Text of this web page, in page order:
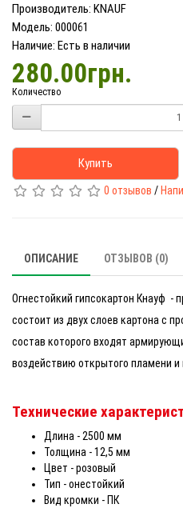
Производитель: KNAUF
Модель: 000061
Наличие: Есть в наличии
280.00грн.
Количество
Купить
0 отзывов /
ОПИСАНИЕ ОТЗЫВОВ (0)
Огнестойкий гипсокартон Кнауф -
состоит из двух слоев картона с
состав которого входят
воздействию открытого пламени и
Технические
Длина - 2500 мм
Толщина - 12,5 мм
Цвет - розовый
Тип - онестойкий
Вид кромки - ПК